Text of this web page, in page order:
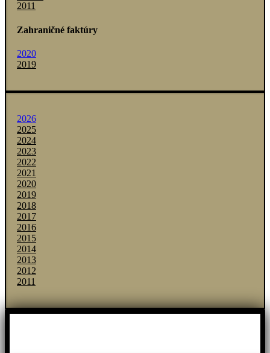
2011
Zahraničné faktúry
2020
2019
2026
2025
2024
2023
2022
2021
2020
2019
2018
2017
2016
2015
2014
2013
2012
2011